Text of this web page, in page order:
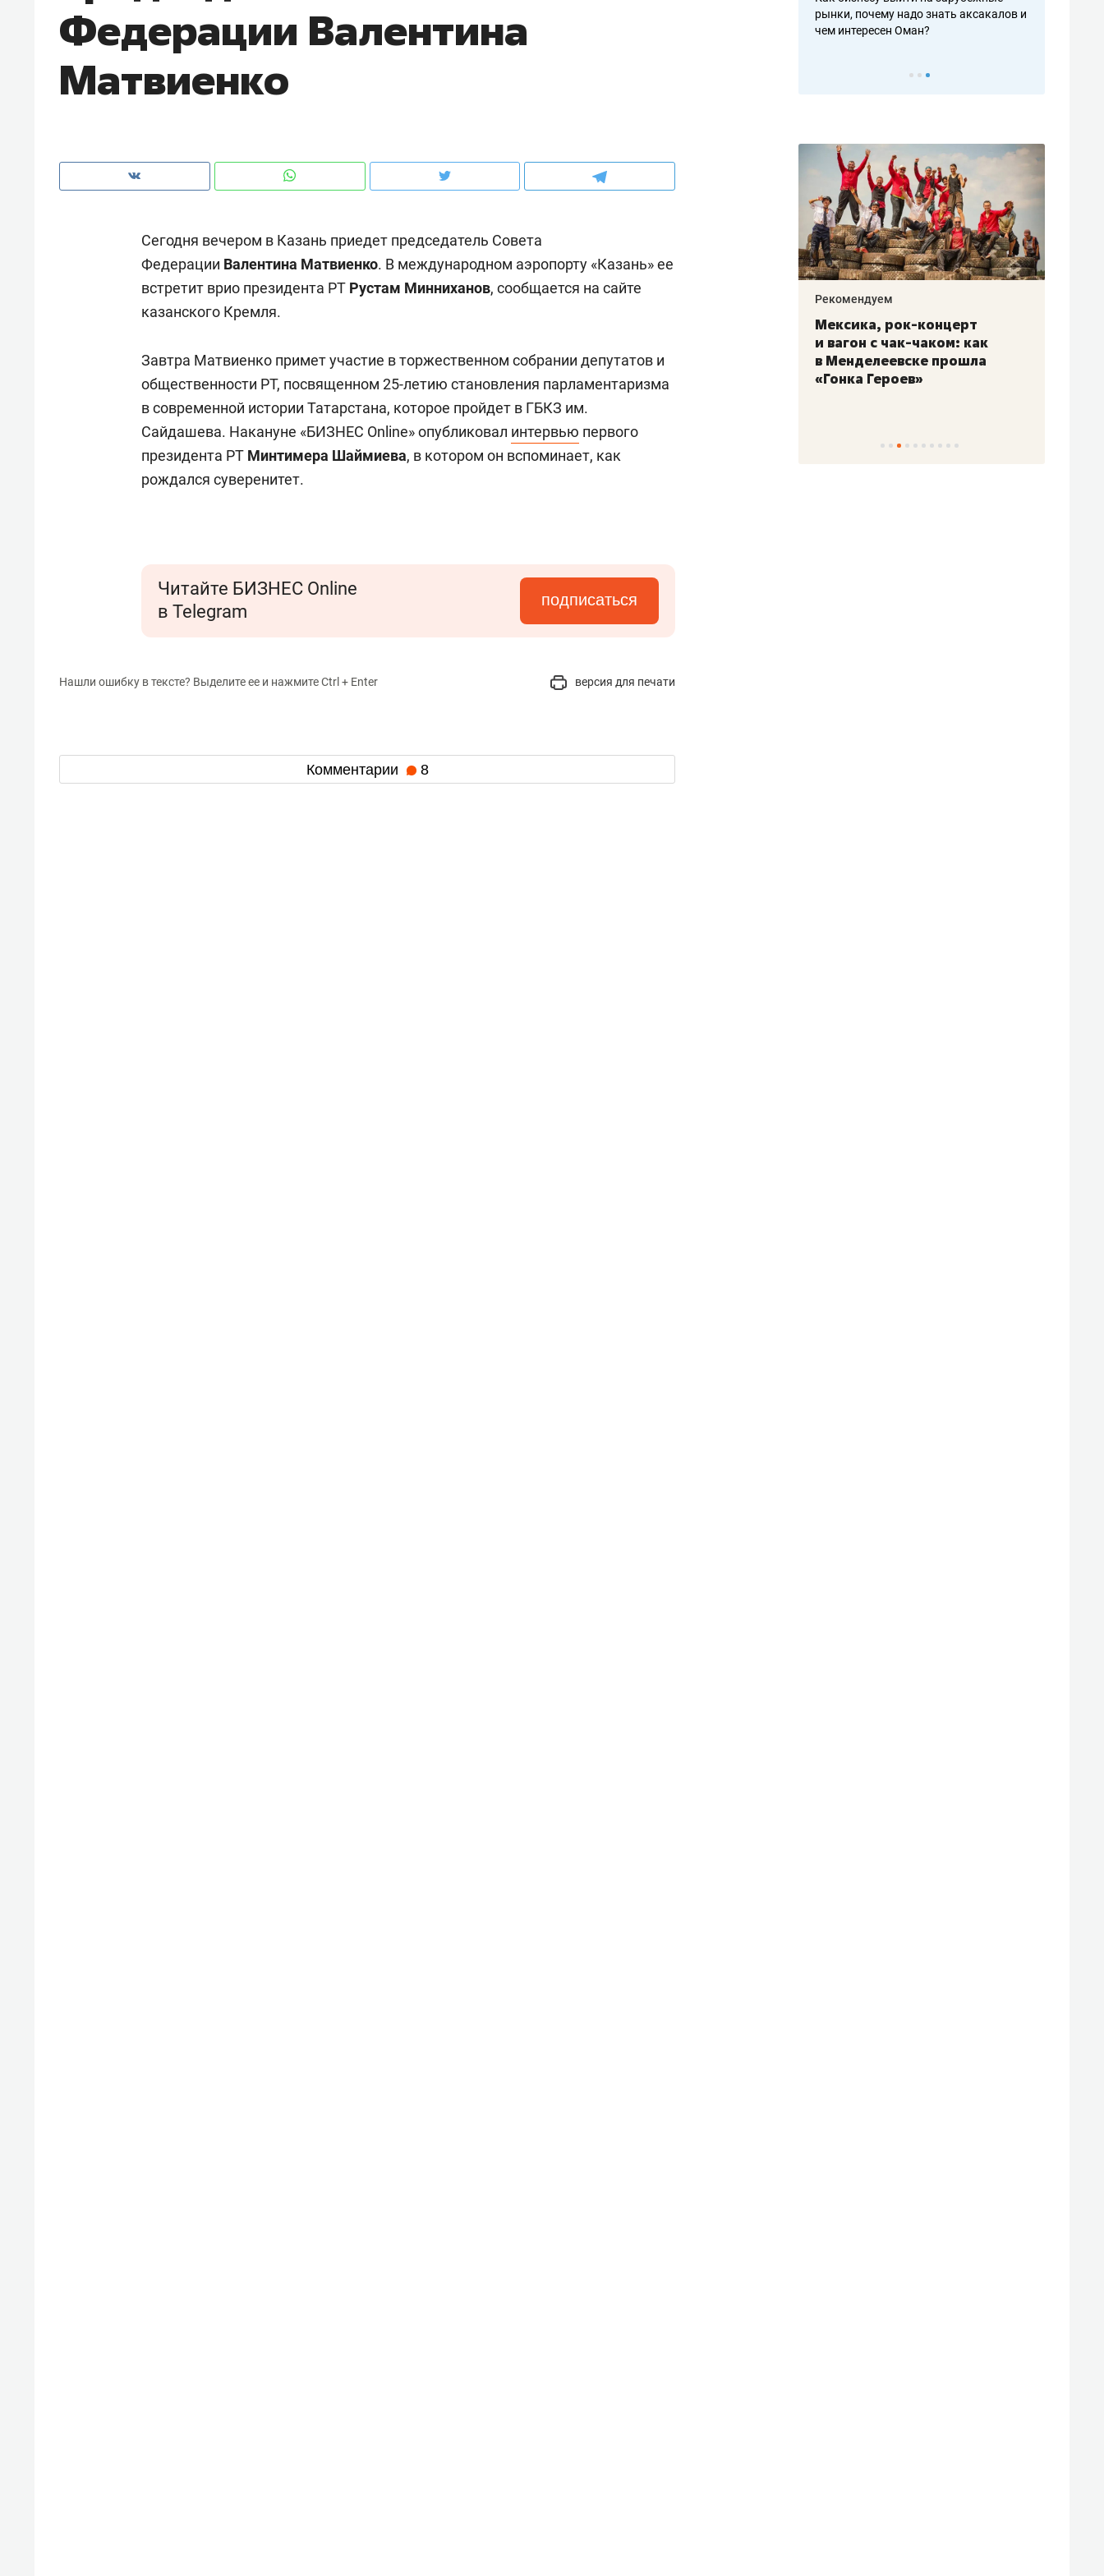
Федерации Валентина
Матвиенко
Сегодня вечером в Казань приедет председатель Совета
Федерации Валентина Матвиенко. В международном аэропорту «Казань» ее
встретит врио президента РТ Рустам Минниханов, сообщается на сайте
казанского Кремля.
Завтра Матвиенко примет участие в торжественном собрании депутатов и
общественности РТ, посвященном 25-летию становления парламентаризма
в современной истории Татарстана, которое пройдет в ГБКЗ им.
Сайдашева. Накануне «БИЗНЕС Online» опубликовал интервью первого
президента РТ Минтимера Шаймиева, в котором он вспоминает, как
рождался суверенитет.
Читайте БИЗНЕС Online
в Telegram
подписаться
Нашли ошибку в тексте? Выделите ее и нажмите Ctrl + Enter версия для печати
Комментарии 8
рынки, почему надо знать аксакалов и
чем интересен Оман?
клиентах и чудных запросах мастеров
рынки, почему надо знать аксакалов и
чем интересен Оман?
Как ГК «МИР ГРУПП» и ВТБ
комфорта под Казанью
Рекомендуем
безопасность в ЖК «Нова»
с ментальным и физическим
состоянием как основа
антихрупких команд
Рекомендуем
Мексика, рок-концерт
и вагон с чак-чаком: как
в Менделеевске прошла
«Гонка Героев»